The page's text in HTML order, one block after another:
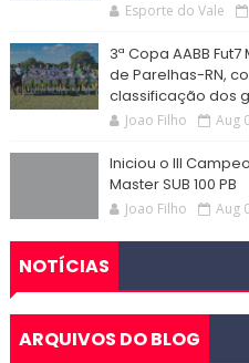
Esporte do Vale
3ª Copa AABB
de Parelhas-RN,
classificação dos
Joao Filho Aug
Iniciou o III
Master SUB 100 PB
Joao Filho Aug
NOTÍCIAS
ARQUIVOS DO BLOG